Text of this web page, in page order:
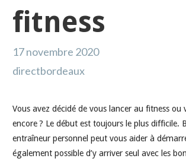
fitness
17 novembre 2020
directbordeaux
Vous avez décidé de vous lancer au fitness ou
encore ? Le début est toujours le plus difficile.
entraîneur personnel peut vous aider à
également possible d’y arriver seul avec les